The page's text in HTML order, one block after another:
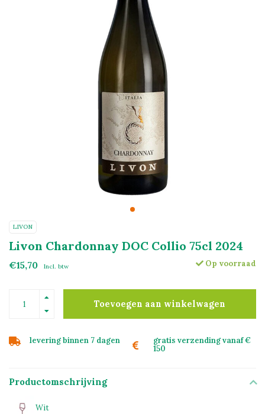
LIVON
Livon Chardonnay DOC Collio 75cl 2024
€15,70 Incl. btw Op voorraad
Toevoegen aan winkelwagen
levering binnen 7 dagen
gratis verzending vanaf €
150
Productomschrijving
Wit